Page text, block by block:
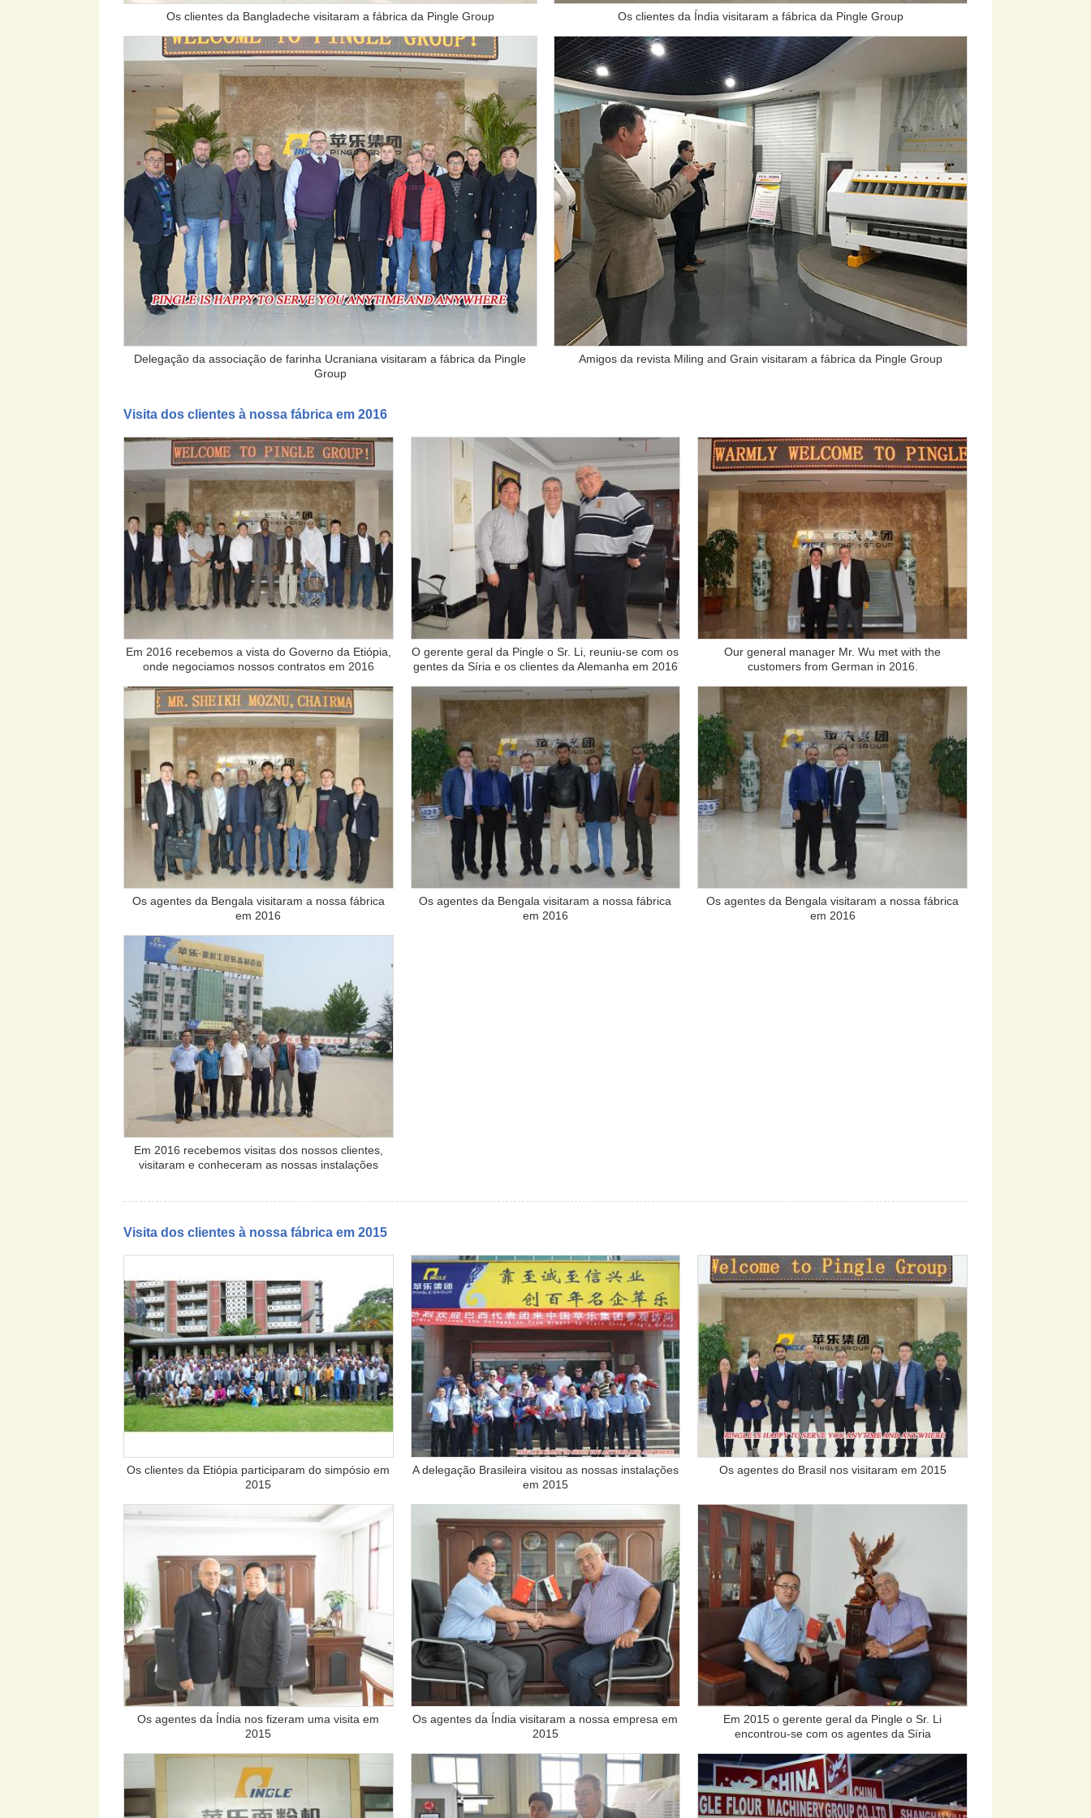
Os clientes da Bangladeche visitaram a fábrica da Pingle Group Os clientes da Índia visitaram a fábrica da Pingle Group
Delegação da associação de farinha Ucraniana visitaram a fábrica da Pingle
Group
Amigos da revista Miling and Grain visitaram a fábrica da Pingle Group
Visita dos clientes à nossa fábrica em 2016
Em 2016 recebemos a vista do Governo da Etiópia,
onde negociamos nossos contratos em 2016
O gerente geral da Pingle o Sr. Li, reuniu-se com os
gentes da Síria e os clientes da Alemanha em 2016
Our general manager Mr. Wu met with the
customers from German in 2016.
Os agentes da Bengala visitaram a nossa fábrica
em 2016
Os agentes da Bengala visitaram a nossa fábrica
em 2016
Os agentes da Bengala visitaram a nossa fábrica
em 2016
Em 2016 recebemos visitas dos nossos clientes,
visitaram e conheceram as nossas instalações
Visita dos clientes à nossa fábrica em 2015
Os clientes da Etiópia participaram do simpósio em
2015
A delegação Brasileira visitou as nossas instalações
em 2015
Os agentes do Brasil nos visitaram em 2015
Os agentes da Índia nos fizeram uma visita em
2015
Os agentes da Índia visitaram a nossa empresa em
2015
Em 2015 o gerente geral da Pingle o Sr. Li
encontrou-se com os agentes da Síria